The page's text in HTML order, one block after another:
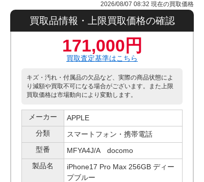
2026/08/07 08:32 現在の買取価格
買取品情報・上限買取価格の確認
171,000円
買取査定基準はこちら
キズ・汚れ・付属品の欠品など、実際の商品状態によ
り減額や買取不可になる場合がございます。また上限
買取価格は市場動向により変動します。
メーカー
APPLE
分類
スマートフォン・携帯電話
型番
MFYA4J/A docomo
製品名
iPhone17 Pro Max 256GB ディー
プブルー